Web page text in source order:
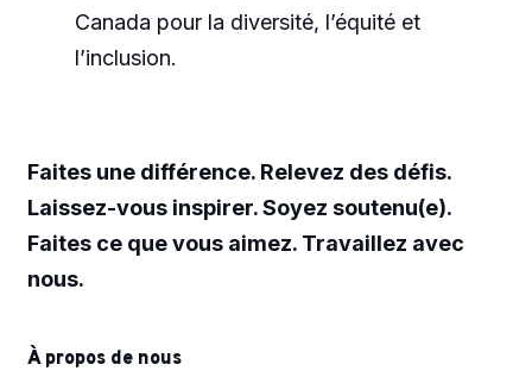
Canada pour la diversité, l’équité et
l’inclusion.
Faites une différence. Relevez des défis.
Laissez-vous inspirer. Soyez soutenu(e).
Faites ce que vous aimez. Travaillez avec
nous.
À propos de nous